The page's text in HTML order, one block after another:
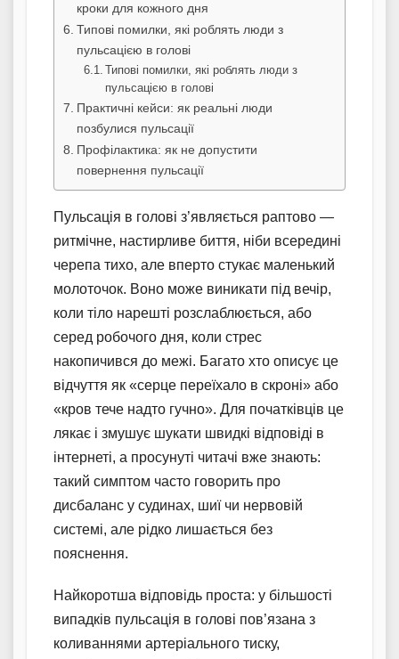
кроки для кожного дня
Типові помилки, які роблять люди з
пульсацією в голові
Типові помилки, які роблять люди з
пульсацією в голові
Практичні кейси: як реальні люди
позбулися пульсації
Профілактика: як не допустити
повернення пульсації
Пульсація в голові з’являється раптово —
ритмічне, настирливе биття, ніби всередині
черепа тихо, але вперто стукає маленький
молоточок. Воно може виникати під вечір,
коли тіло нарешті розслаблюється, або
серед робочого дня, коли стрес
накопичився до межі. Багато хто описує це
відчуття як «серце переїхало в скроні» або
«кров тече надто гучно». Для початківців це
лякає і змушує шукати швидкі відповіді в
інтернеті, а просунуті читачі вже знають:
такий симптом часто говорить про
дисбаланс у судинах, шиї чи нервовій
системі, але рідко лишається без
пояснення.
Найкоротша відповідь проста: у більшості
випадків пульсація в голові пов’язана з
коливаннями артеріального тиску,